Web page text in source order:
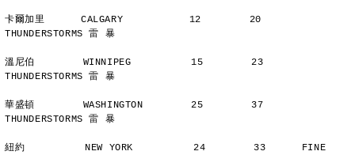
卡爾加里      CALGARY           12        20
THUNDERSTORMS 雷 暴
溫尼伯        WINNIPEG          15        23
THUNDERSTORMS 雷 暴
華盛頓        WASHINGTON        25        37
THUNDERSTORMS 雷 暴
紐約          NEW YORK          24        33      FINE